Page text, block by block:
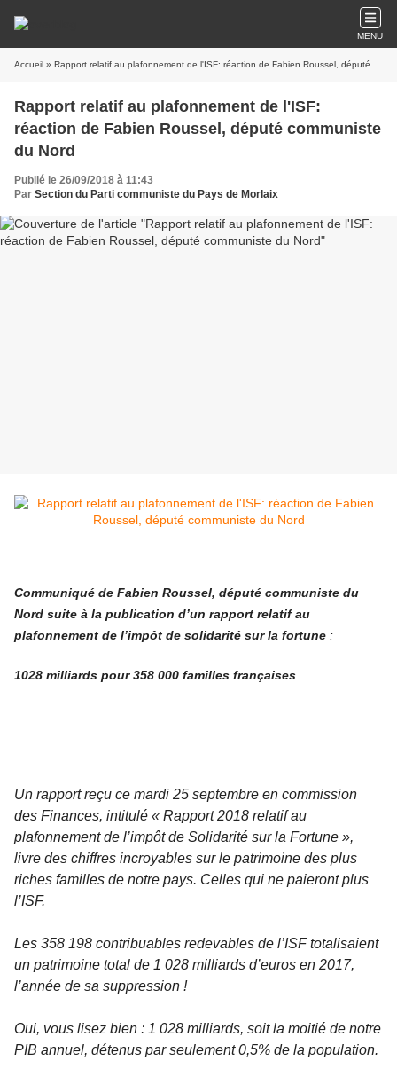
MENU
Accueil » Rapport relatif au plafonnement de l'ISF: réaction de Fabien Roussel, député communiste du Nord
Rapport relatif au plafonnement de l'ISF:
réaction de Fabien Roussel, député communiste
du Nord
Publié le 26/09/2018 à 11:43
Par Section du Parti communiste du Pays de Morlaix
Communiqué de Fabien Roussel, député communiste du
Nord suite à la publication d’un rapport relatif au
plafonnement de l’impôt de solidarité sur la fortune :
1028 milliards pour 358 000 familles françaises
Un rapport reçu ce mardi 25 septembre en commission
des Finances, intitulé « Rapport 2018 relatif au
plafonnement de l’impôt de Solidarité sur la Fortune »,
livre des chiffres incroyables sur le patrimoine des plus
riches familles de notre pays. Celles qui ne paieront plus
l’ISF.
Les 358 198 contribuables redevables de l’ISF totalisaient
un patrimoine total de 1 028 milliards d’euros en 2017,
l’année de sa suppression !
Oui, vous lisez bien : 1 028 milliards, soit la moitié de notre
PIB annuel, détenus par seulement 0,5% de la population.